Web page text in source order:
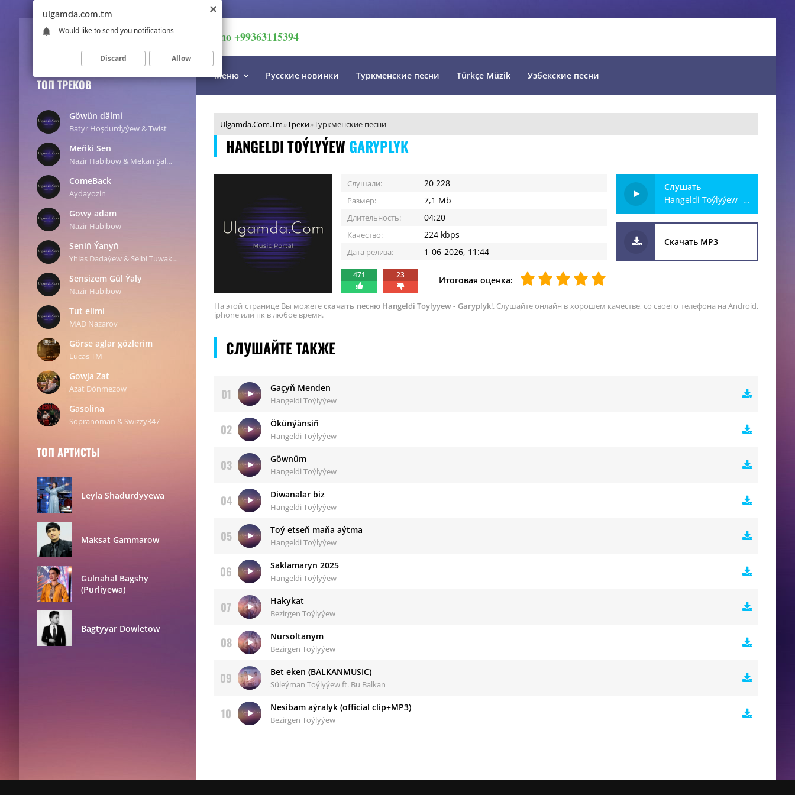
ТОП ТРЕКОВ
Göwün dälmi
Batyr Hoşdurdyýew & Twist
Meňki Sen
Nazir Habibow & Mekan Şalmedow
ComeBack
Aydayozin
Gowy adam
Nazir Habibow
Seniň Ýanyň
Yhlas Dadaýew & Selbi Tuwakgylyjowa
Sensizem Gül Ýaly
Nazir Habibow
Tut elimi
MAD Nazarov
Görse aglar gözlerim
Lucas TM
Gowja Zat
Azat Dönmezow
Gasolina
Sopranoman & Swizzy347
ТОП АРТИСТЫ
Leyla Shadurdyyewa
Maksat Gammarow
Gulnahal Bagshy
(Purliyewa)
Bagtyyar Dowletow
imo +99363115394
Меню Русские новинки Туркменские песни Türkçe Müzik Узбекские песни
Ulgamda.Com.Tm»Треки»Туркменские песни
HANGELDI TOÝLYÝEW GARYPLYK
Слушали: 20 228
Размер: 7,1 Mb
Длительность: 04:20
Качество: 224 kbps
Дата релиза: 1-06-2026, 11:44
471 23 Итоговая оценка:
Слушать
Hangeldi Toýlyýew - Garyplyk
Скачать MP3
На этой странице Вы можетескачать песню Hangeldi Toylyyew - Garyplyk!. Слушайте онлайн в хорошем качестве, со своего телефона на Android,
iphone или пк в любое время.
СЛУШАЙТЕ ТАКЖЕ
01 Gaçyň Menden
Hangeldi Toýlyýew
02 Ökünýänsiň
Hangeldi Toýlyýew
03 Göwnüm
Hangeldi Toýlyýew
04 Diwanalar biz
Hangeldi Toýlyýew
05 Toý etseň maňa aýtma
Hangeldi Toýlyýew
06 Saklamaryn 2025
Hangeldi Toýlyýew
07 Hakykat
Bezirgen Toýlyýew
08 Nursoltanym
Bezirgen Toýlyýew
09 Bet eken (BALKANMUSIC)
Süleýman Toýlyýew ft. Bu Balkan
10 Nesibam aýralyk (official clip+MP3)
Bezirgen Toýlyýew
ulgamda.com.tm
Would like to send you notifications
Discard Allow